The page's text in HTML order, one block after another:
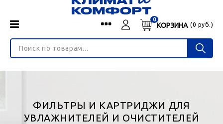
Menu
Войти
€ руб.
КОРЗИНА
0
(0 руб.)
О нас
НЕ ЯВЛЯЕТСЯ ПУБЛИЧНОЙ ОФЕРТОЙ
Доставка и оплата
Блог
ФИЛЬТРЫ И КАРТРИДЖИ ДЛЯ
УВЛАЖНИТЕЛЕЙ И ОЧИСТИТЕЛЕЙ